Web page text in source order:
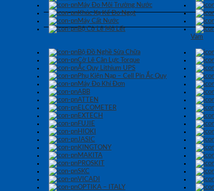
Máy Đo Môi Trường Nước
Khúc Xạ Kế Đo Ngọt
Máy Cất Nước
Bộ Cờ Lê Mỏ Lết
Vam
Bộ Đồ Nghề Sửa Chữa
Cờ Lê Cân Lực Torque
Ắc Quy Lithium UPS
Phụ Kiện Nạp – Cell Pin Ắc Quy
Máy Đo Khí Đơn
ABB
ATTEN
ELCOMETER
EXTECH
FUJIE
HIOKI
JASIC
KINGTONY
MAKITA
PROSKIT
SKC
VICADI
OPTIKA – ITALY